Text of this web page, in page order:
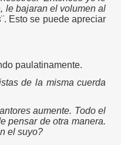
le bajaran el volumen al
¨. Esto se puede apreciar
paulatinamente.
de la misma cuerda
aumente. Todo el
pensar de otra manera.
el suyo?